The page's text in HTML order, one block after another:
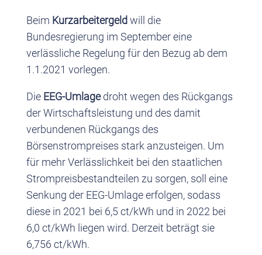
Beim Kurzarbeitergeld will die
Bundesregierung im September eine
verlässliche Regelung für den Bezug ab dem
1.1.2021 vorlegen.
Die EEG-Umlagedroht wegen des Rückgangs
der Wirtschaftsleistung und des damit
verbundenen Rückgangs des
Börsenstrompreises stark anzusteigen. Um
für mehr Verlässlichkeit bei den staatlichen
Strompreisbestandteilen zu sorgen, soll eine
Senkung der EEG-Umlage erfolgen, sodass
diese in 2021 bei 6,5 ct/kWh und in 2022 bei
6,0 ct/kWh liegen wird. Derzeit beträgt sie
6,756 ct/kWh.